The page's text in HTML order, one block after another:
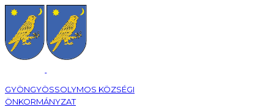
GYÖNGYÖSSOLYMOS KÖZSÉGI
ÖNKORMÁNYZAT